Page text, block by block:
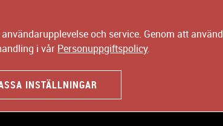
och service. Genom att
i vår Personuppgiftspolicy.
INSTÄLLNINGAR